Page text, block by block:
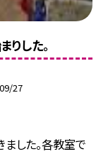
りした。
27
した。各教室で